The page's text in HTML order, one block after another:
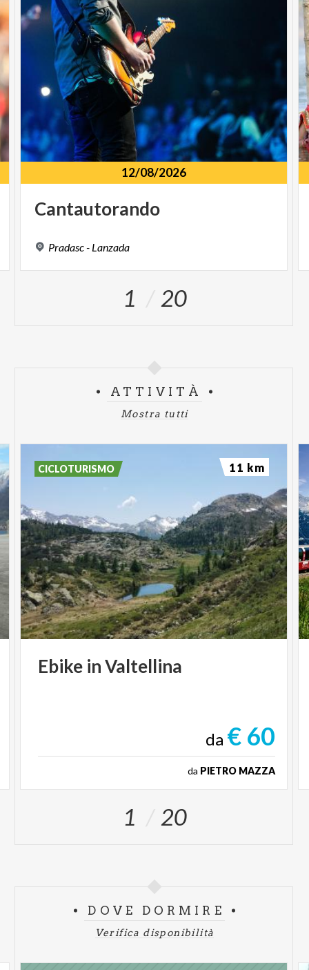
12/08/2026
Cantautorando
Pradasc- Lanzada
1 20
ATTIVITÀ
Mostra tutti
Ebike inValtellina
da € 60
da PIETRO MAZZA
CICLOTURISMO 11 km
1 20
DOVE DORMIRE
Verifica disponibilità